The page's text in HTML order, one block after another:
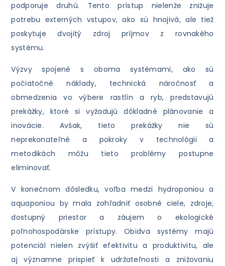
podporuje druhú. Tento prístup nielenže znižuje
potrebu externých vstupov, ako sú hnojivá, ale tiež
poskytuje dvojitý zdroj príjmov z rovnakého
systému.
Výzvy spojené s oboma systémami, ako sú
počiatočné náklady, technická náročnosť a
obmedzenia vo výbere rastlín a ryb, predstavujú
prekážky, ktoré si vyžadujú dôkladné plánovanie a
inovácie. Avšak, tieto prekážky nie sú
neprekonateľné a pokroky v technológii a
metodikách môžu tieto problémy postupne
eliminovať.
V konečnom dôsledku, voľba medzi hydroponiou a
aquaponiou by mala zohľadniť osobné ciele, zdroje,
dostupný priestor a záujem o ekologické
poľnohospodárske prístupy. Obidva systémy majú
potenciál nielen zvýšiť efektivitu a produktivitu, ale
aj významne prispieť k udržateľnosti a znižovaniu